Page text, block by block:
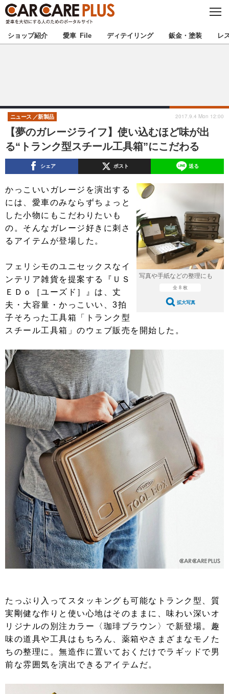
C
S
E
★カーケアプラス認定★ 厳選プロショップを地域から探す
甲信越 北陸
東海 関西
中国 四国
九州 沖縄
注目の記事
ショップレポート 愛車 File
ストップ！不具合修理＆粗悪修理
ディテイリング
洗車
ヘッドライト磨き コーティング
フィルム・ラッピング
小キズ直し 防錆
特集記事
ストップ 不具合修理＆粗悪修理
カーメーカー「旧車」関連プロジェ
クト
コラム
ショップ紹介
ショップレポート
レストア
ェクト
イベント告知
ショップ紹介 愛車 File ディテイリング 鈑金・塗装 レ
【夢のガレージライフ】使い込むほど味が出
る“トランク型スチール工具箱”にこだわる
ニュース 新製品 2017.9.4 Mon 12:00
シェア ポスト 送る
写真や手紙などの整理にも
全 8 枚
拡大写真
かっこいいガレージを演出する
には、愛車のみならずちょっと
した小物にもこだわりたいも
の。そんなガレージ好きに刺さ
るアイテムが登場した。
フェリシモのユニセックスなイ
ンテリア雑貨を提案する『ＵＳ
ＥＤｏ［ユーズド］』は、丈
夫・大容量・かっこいい、3拍
子そろった工具箱「トランク型
スチール工具箱」のウェブ販売を開始した。
たっぷり入ってスタッキングも可能なトランク型、質
実剛健な作りと使い心地はそのままに、味わい深いオ
リジナルの別注カラー〈珈琲ブラウン〉で新登場。趣
味の道具や工具はもちろん、薬箱やさまざまなモノた
ちの整理に。無造作に置いておくだけでラギッドで男
前な雰囲気を演出できるアイテムだ。